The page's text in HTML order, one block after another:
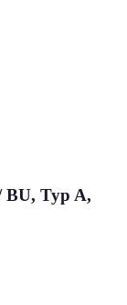
BU, Typ A,